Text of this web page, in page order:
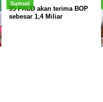
Sumsel
95 PAUD akan terima BOP
sebesar 1,4 Miliar